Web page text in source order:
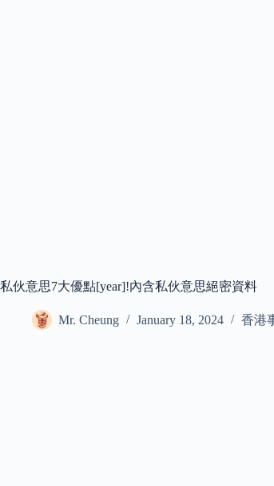
私伙意思7大優點[year]!內含私伙意思絕密資料
Mr. Cheung January 18, 2024 香港